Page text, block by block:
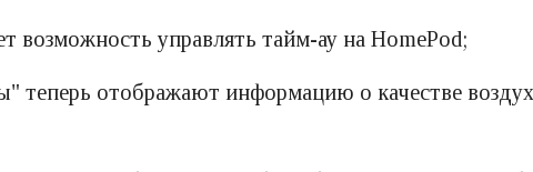
возможность управлять тайм-ау на HomePod;
теперь отображают информацию о качестве